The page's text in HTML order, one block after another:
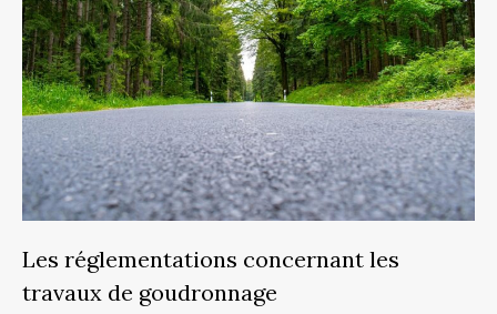
Les réglementations concernant les
travaux de goudronnage